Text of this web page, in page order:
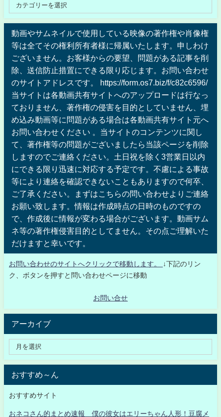
動画やサムネイルで使用している映像の著作権や肖像権
等は全てその権利所有者様に帰属いたします。申しわけ
ございません。お客様からの要望、問題がある記事を削
除、送信防止措置にできる限り応じます。お問い合わせ
のサイトアドレスです。 https://form.os7.biz/f/c82c6596/
当サイトは各動画共有サイトへのアップロードは行なっ
ておりません、著作権の侵害を目的としていません、埋
め込み動画等に問題がある場合は各動画共有サイト元へ
お問い合わせください 。当サイトのコンテンツに関し
て、著作権等の問題がございましたら当該ページを削除
しますのでご連絡ください。土日祝を除く3営業日以内
にできる限り迅速に対応する予定です。不慮による事故
等により連絡を確認できないこともありますので何卒、
ご了承ください。まずはこちらの問い合わせよりご連絡
お願い致します。情報は作成時点の日時のものですの
で、作成後に情報が変わる場合がございます。動画サム
ネ等の著作権侵害目的としてません。その点ご理解いた
だけますと幸いです。
お問い合わせのサイトへクリックで移動します。
↓下記のリン
ク、ボタンを押すと問い合わせページに移動
お問い合せ
アーカイブ
おすすめ～ん
おすすめサイト
おネコさん的まとめ速報 僕の彼女はエリーちゃん人形！豆腐メ